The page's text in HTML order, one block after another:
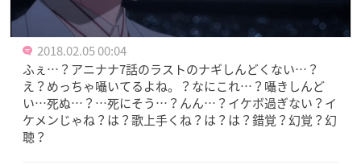
2018.02.05 00:04
ふぇ…？アニナナ7話のラストのナギしんどくない…？
え？めっちゃ囁いてるよね。？なにこれ…？囁きしんど
い…死ぬ…？…死にそう…？んん…？イケボ過ぎない？イ
ケメンじゃね？は？歌上手くね？は？は？錯覚？幻覚？幻
聴？